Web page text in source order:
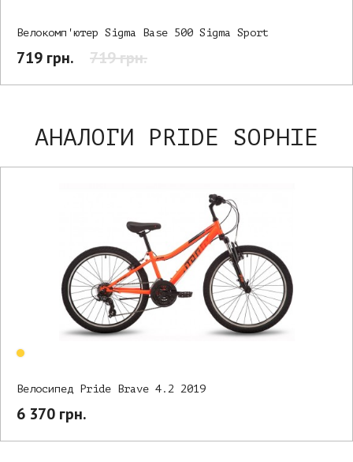
Велокомп'ютер Sigma Base 500 Sigma Sport
719 грн. 719 грн.
АНАЛОГИ PRIDE SOPHIE
Велосипед Pride Brave 4.2 2019
6 370 грн.